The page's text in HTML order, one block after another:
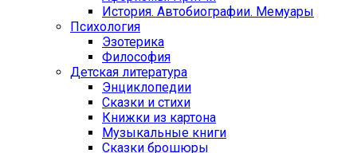
История. Автобиографии. Мемуары
Психология
Эзотерика
Философия
Детская литература
Энциклопедии
Сказки и стихи
Книжки из картона
Музыкальные книги
Сказки брошюры